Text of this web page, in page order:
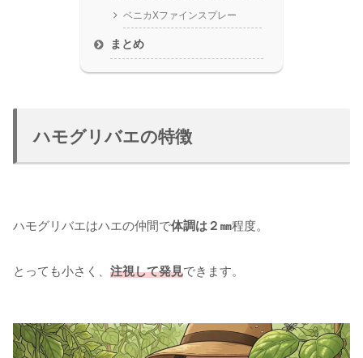
ベニカXファインスプレー
まとめ
ハモグリバエの特徴
ハモグリバエはハエの仲間で体調は２㎜程度。
とっても小さく、 注視して発見できます。